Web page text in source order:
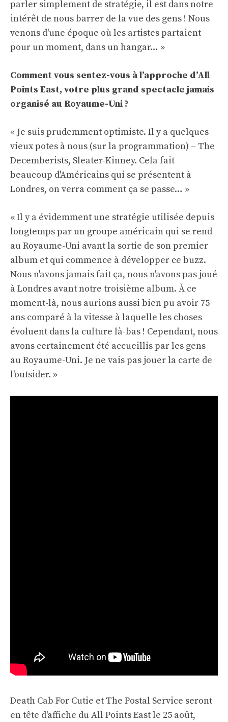
parler simplement de stratégie, il est dans notre
intérêt de nous barrer de la vue des gens ! Nous
venons d'une époque où les artistes partaient
pour un moment, dans un hangar… »
Comment vous sentez-vous à l’approche d’All
Points East, votre plus grand spectacle jamais
organisé au Royaume-Uni ?
« Je suis prudemment optimiste. Il y a quelques
vieux potes à nous (sur la programmation) – The
Decemberists, Sleater-Kinney. Cela fait
beaucoup d'Américains qui se présentent à
Londres, on verra comment ça se passe… »
« Il y a évidemment une stratégie utilisée depuis
longtemps par un groupe américain qui se rend
au Royaume-Uni avant la sortie de son premier
album et qui commence à développer ce buzz.
Nous n'avons jamais fait ça, nous n'avons pas joué
à Londres avant notre troisième album. À ce
moment-là, nous aurions aussi bien pu avoir 75
ans comparé à la vitesse à laquelle les choses
évoluent dans la culture là-bas ! Cependant, nous
avons certainement été accueillis par les gens
au Royaume-Uni. Je ne vais pas jouer la carte de
l'outsider. »
Death Cab For Cutie et The Postal Service seront
en tête d'affiche du All Points East le 25 août,